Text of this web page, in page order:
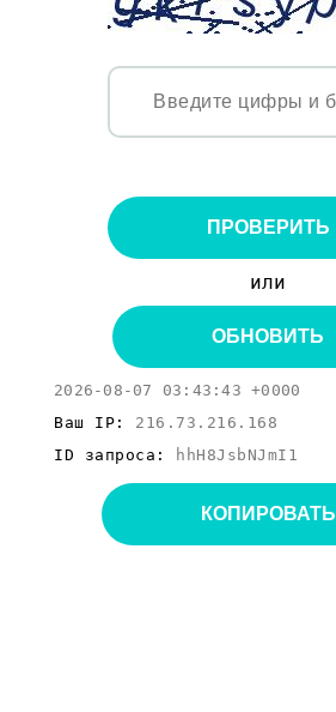
ПРОВЕРИТЬ
или
ОБНОВИТЬ
2026-08-07 03:43:43 +0000
Ваш IP: 216.73.216.168
ID запроса:
hhH8JsbNJmI1
КОПИРОВАТЬ